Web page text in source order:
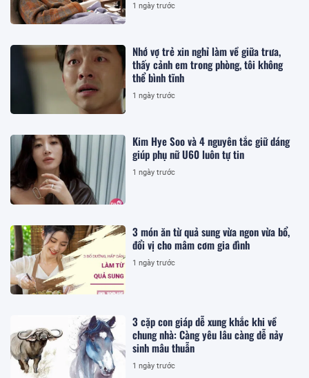
1 ngày trước
Nhớ vợ trẻ xin nghỉ làm về giữa trưa,
thấy cảnh em trong phòng, tôi không
thể bình tĩnh
1 ngày trước
Kim Hye Soo và 4 nguyên tắc giữ dáng
giúp phụ nữ U60 luôn tự tin
1 ngày trước
3 món ăn từ quả sung vừa ngon vừa bổ,
đổi vị cho mâm cơm gia đình
1 ngày trước
3 cặp con giáp dễ xung khắc khi về
chung nhà: Càng yêu lâu càng dễ nảy
sinh mâu thuẫn
1 ngày trước